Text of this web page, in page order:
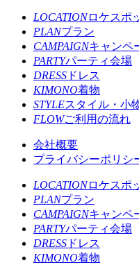
LOCATIONロケスポ
PLANプラン
CAMPAIGNキャンペ
PARTYパーティ会場
DRESS ドレス
KIMONO着物
STYLEスタイル・小
FLOWご利用の流れ
会社概要
プライバシーポリシ
LOCATIONロケスポ
PLANプラン
CAMPAIGNキャンペ
PARTYパーティ会場
DRESS ドレス
KIMONO着物